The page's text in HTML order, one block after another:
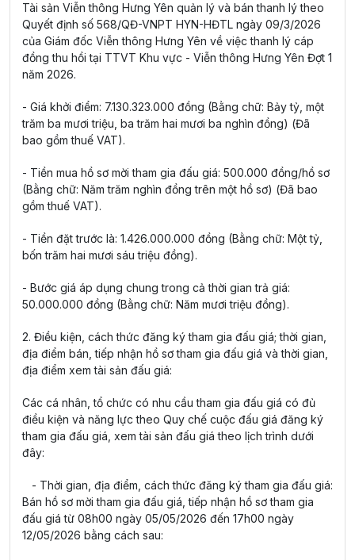
Tài sản Viễn thông Hưng Yên quản lý và bán thanh lý theo
Quyết định số 568/QĐ-VNPT HYN-HĐTL ngày 09/3/2026
của Giám đốc Viễn thông Hưng Yên về việc thanh lý cáp
đồng thu hồi tại TTVT Khu vực - Viễn thông Hưng Yên Đợt 1
năm 2026.
- Giá khởi điểm: 7.130.323.000 đồng (Bằng chữ: Bảy tỷ, một
trăm ba mươi triệu, ba trăm hai mươi ba nghìn đồng) (Đã
bao gồm thuế VAT).
- Tiền mua hồ sơ mời tham gia đấu giá: 500.000 đồng/hồ sơ
(Bằng chữ: Năm trăm nghìn đồng trên một hồ sơ) (Đã bao
gồm thuế VAT).
- Tiền đặt trước là: 1.426.000.000 đồng (Bằng chữ: Một tỷ,
bốn trăm hai mươi sáu triệu đồng).
- Bước giá áp dụng chung trong cả thời gian trả giá:
50.000.000 đồng (Bằng chữ: Năm mươi triệu đồng).
2. Điều kiện, cách thức đăng ký tham gia đấu giá; thời gian,
địa điểm bán, tiếp nhận hồ sơ tham gia đấu giá và thời gian,
địa điểm xem tài sản đấu giá:
Các cá nhân, tổ chức có nhu cầu tham gia đấu giá có đủ
điều kiện và năng lực theo Quy chế cuộc đấu giá đăng ký
tham gia đấu giá, xem tài sản đấu giá theo lịch trình dưới
đây:
- Thời gian, địa điểm, cách thức đăng ký tham gia đấu giá:
Bán hồ sơ mời tham gia đấu giá, tiếp nhận hồ sơ tham gia
đấu giá từ 08h00 ngày 05/05/2026 đến 17h00 ngày
12/05/2026 bằng cách sau: